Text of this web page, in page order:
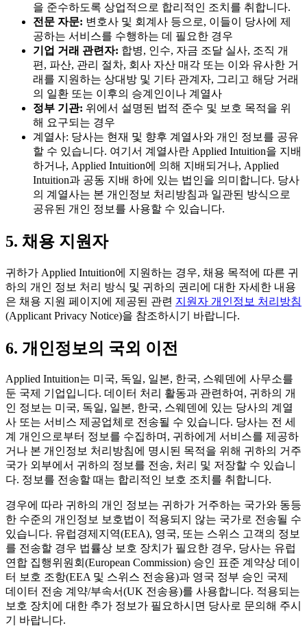
을 준수하도록 상업적으로 합리적인 조치를 취합니다.
전문 자문: 변호사 및 회계사 등으로, 이들이 당사에 제
공하는 서비스를 수행하는 데 필요한 경우
기업 거래 관련자: 합병, 인수, 자금 조달 실사, 조직 개
편, 파산, 관리 절차, 회사 자산 매각 또는 이와 유사한 거
래를 지원하는 상대방 및 기타 관계자, 그리고 해당 거래
의 일환 또는 이후의 승계인이나 계열사
정부 기관: 위에서 설명된 법적 준수 및 보호 목적을 위
해 요구되는 경우
계열사: 당사는 현재 및 향후 계열사와 개인 정보를 공유
할 수 있습니다. 여기서 계열사란 Applied Intuition을 지배
하거나, Applied Intuition에 의해 지배되거나, Applied
Intuition과 공동 지배 하에 있는 법인을 의미합니다. 당사
의 계열사는 본 개인정보 처리방침과 일관된 방식으로
공유된 개인 정보를 사용할 수 있습니다.
5. 채용 지원자
귀하가 Applied Intuition에 지원하는 경우, 채용 목적에 따른 귀
하의 개인 정보 처리 방식 및 귀하의 권리에 대한 자세한 내용
은 채용 지원 페이지에 제공된 관련 지원자 개인정보 처리방침
(Applicant Privacy Notice)을 참조하시기 바랍니다.
6. 개인정보의 국외 이전
Applied Intuition는 미국, 독일, 일본, 한국, 스웨덴에 사무소를
둔 국제 기업입니다. 데이터 처리 활동과 관련하여, 귀하의 개
인 정보는 미국, 독일, 일본, 한국, 스웨덴에 있는 당사의 계열
사 또는 서비스 제공업체로 전송될 수 있습니다. 당사는 전 세
계 개인으로부터 정보를 수집하며, 귀하에게 서비스를 제공하
거나 본 개인정보 처리방침에 명시된 목적을 위해 귀하의 거주
국가 외부에서 귀하의 정보를 전송, 처리 및 저장할 수 있습니
다. 정보를 전송할 때는 합리적인 보호 조치를 취합니다.
경우에 따라 귀하의 개인 정보는 귀하가 거주하는 국가와 동등
한 수준의 개인정보 보호법이 적용되지 않는 국가로 전송될 수
있습니다. 유럽경제지역(EEA), 영국, 또는 스위스 고객의 정보
를 전송할 경우 법률상 보호 장치가 필요한 경우, 당사는 유럽
연합 집행위원회(European Commission) 승인 표준 계약상 데이
터 보호 조항(EEA 및 스위스 전송용)과 영국 정부 승인 국제
데이터 전송 계약/부속서(UK 전송용)를 사용합니다. 적용되는
보호 장치에 대한 추가 정보가 필요하시면 당사로 문의해 주시
기 바랍니다.